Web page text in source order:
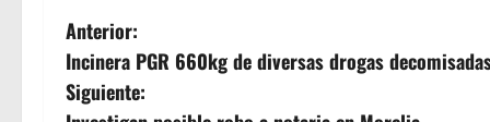
N
a
Anterior:
Incinera PGR 660kg de diversas drogas
Siguiente: